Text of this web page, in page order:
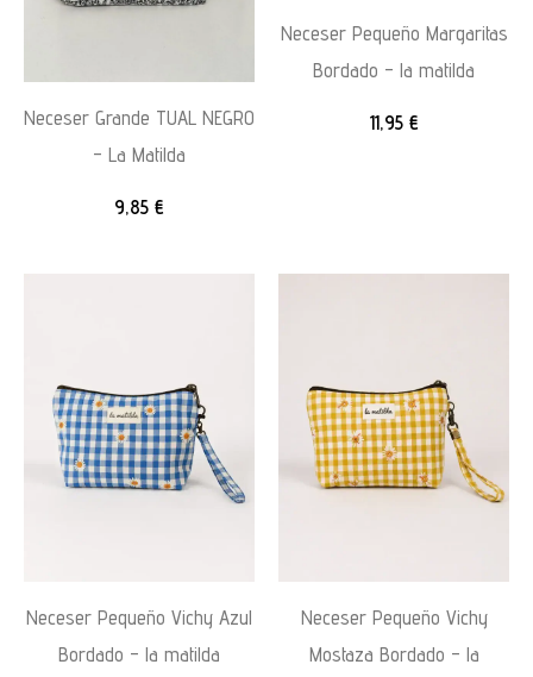
Neceser Grande TUAL NEGRO
– La Matilda
9,85 €
Neceser Pequeño Margaritas
Bordado – la matilda
11,95 €
Neceser Pequeño Vichy Azul
Bordado – la matilda
Neceser Pequeño Vichy
Mostaza Bordado – la